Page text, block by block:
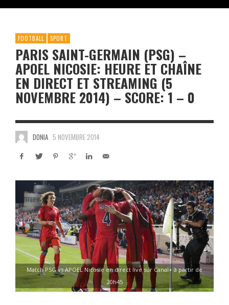
FOOTBALL SPORT
PARIS SAINT-GERMAIN (PSG) –
APOEL NICOSIE: HEURE ET CHAÎNE
EN DIRECT ET STREAMING (5
NOVEMBRE 2014) – SCORE: 1 – 0
DONIA 5 NOVEMBRE 2014
Match PSG vs APOEL Nicosie en direct live sur Canal+ à partir de
20h45